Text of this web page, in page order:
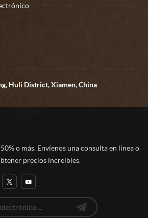
Huli District, Xiamen, China
o más. Envíenos una consulta en línea o
precios increíbles.